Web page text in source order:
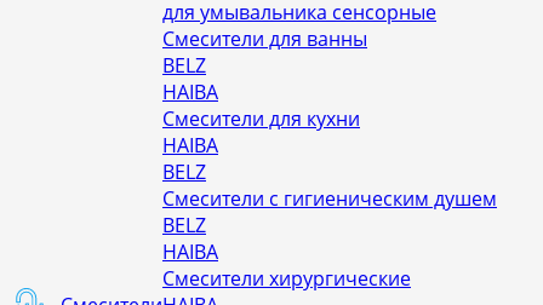
для умывальника сенсорные
Смесители для ванны
BELZ
HAIBA
Смесители для кухни
HAIBA
BELZ
Смесители с гигиеническим душем
BELZ
HAIBA
Смесители хирургические